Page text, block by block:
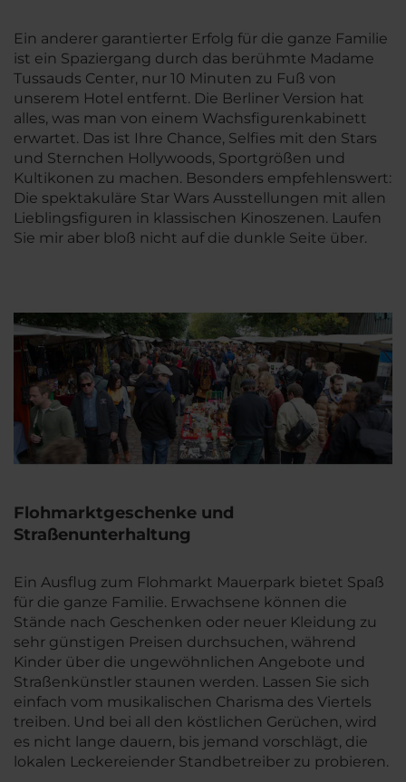
Ein anderer garantierter Erfolg für die ganze Familie
ist ein Spaziergang durch das berühmte Madame
Tussauds Center, nur 10 Minuten zu Fuß von
unserem Hotel entfernt. Die Berliner Version hat
alles, was man von einem Wachsfigurenkabinett
erwartet. Das ist Ihre Chance, Selfies mit den Stars
und Sternchen Hollywoods, Sportgrößen und
Kultikonen zu machen. Besonders empfehlenswert:
Die spektakuläre Star Wars Ausstellungen mit allen
Lieblingsfiguren in klassischen Kinoszenen. Laufen
Sie mir aber bloß nicht auf die dunkle Seite über.
Flohmarktgeschenke und
Straßenunterhaltung
Ein Ausflug zum Flohmarkt Mauerpark bietet Spaß
für die ganze Familie. Erwachsene können die
Stände nach Geschenken oder neuer Kleidung zu
sehr günstigen Preisen durchsuchen, während
Kinder über die ungewöhnlichen Angebote und
Straßenkünstler staunen werden. Lassen Sie sich
einfach vom musikalischen Charisma des Viertels
treiben. Und bei all den köstlichen Gerüchen, wird
es nicht lange dauern, bis jemand vorschlägt, die
lokalen Leckereiender Standbetreiber zu probieren.